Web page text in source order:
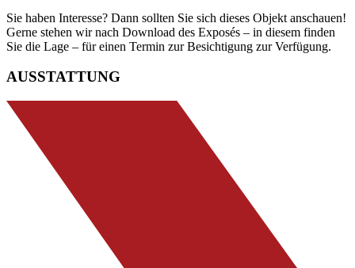
Sie haben Interesse? Dann sollten Sie sich dieses Objekt anschauen!
Gerne stehen wir nach Download des Exposés – in diesem finden
Sie die Lage – für einen Termin zur Besichtigung zur Verfügung.
AUSSTATTUNG